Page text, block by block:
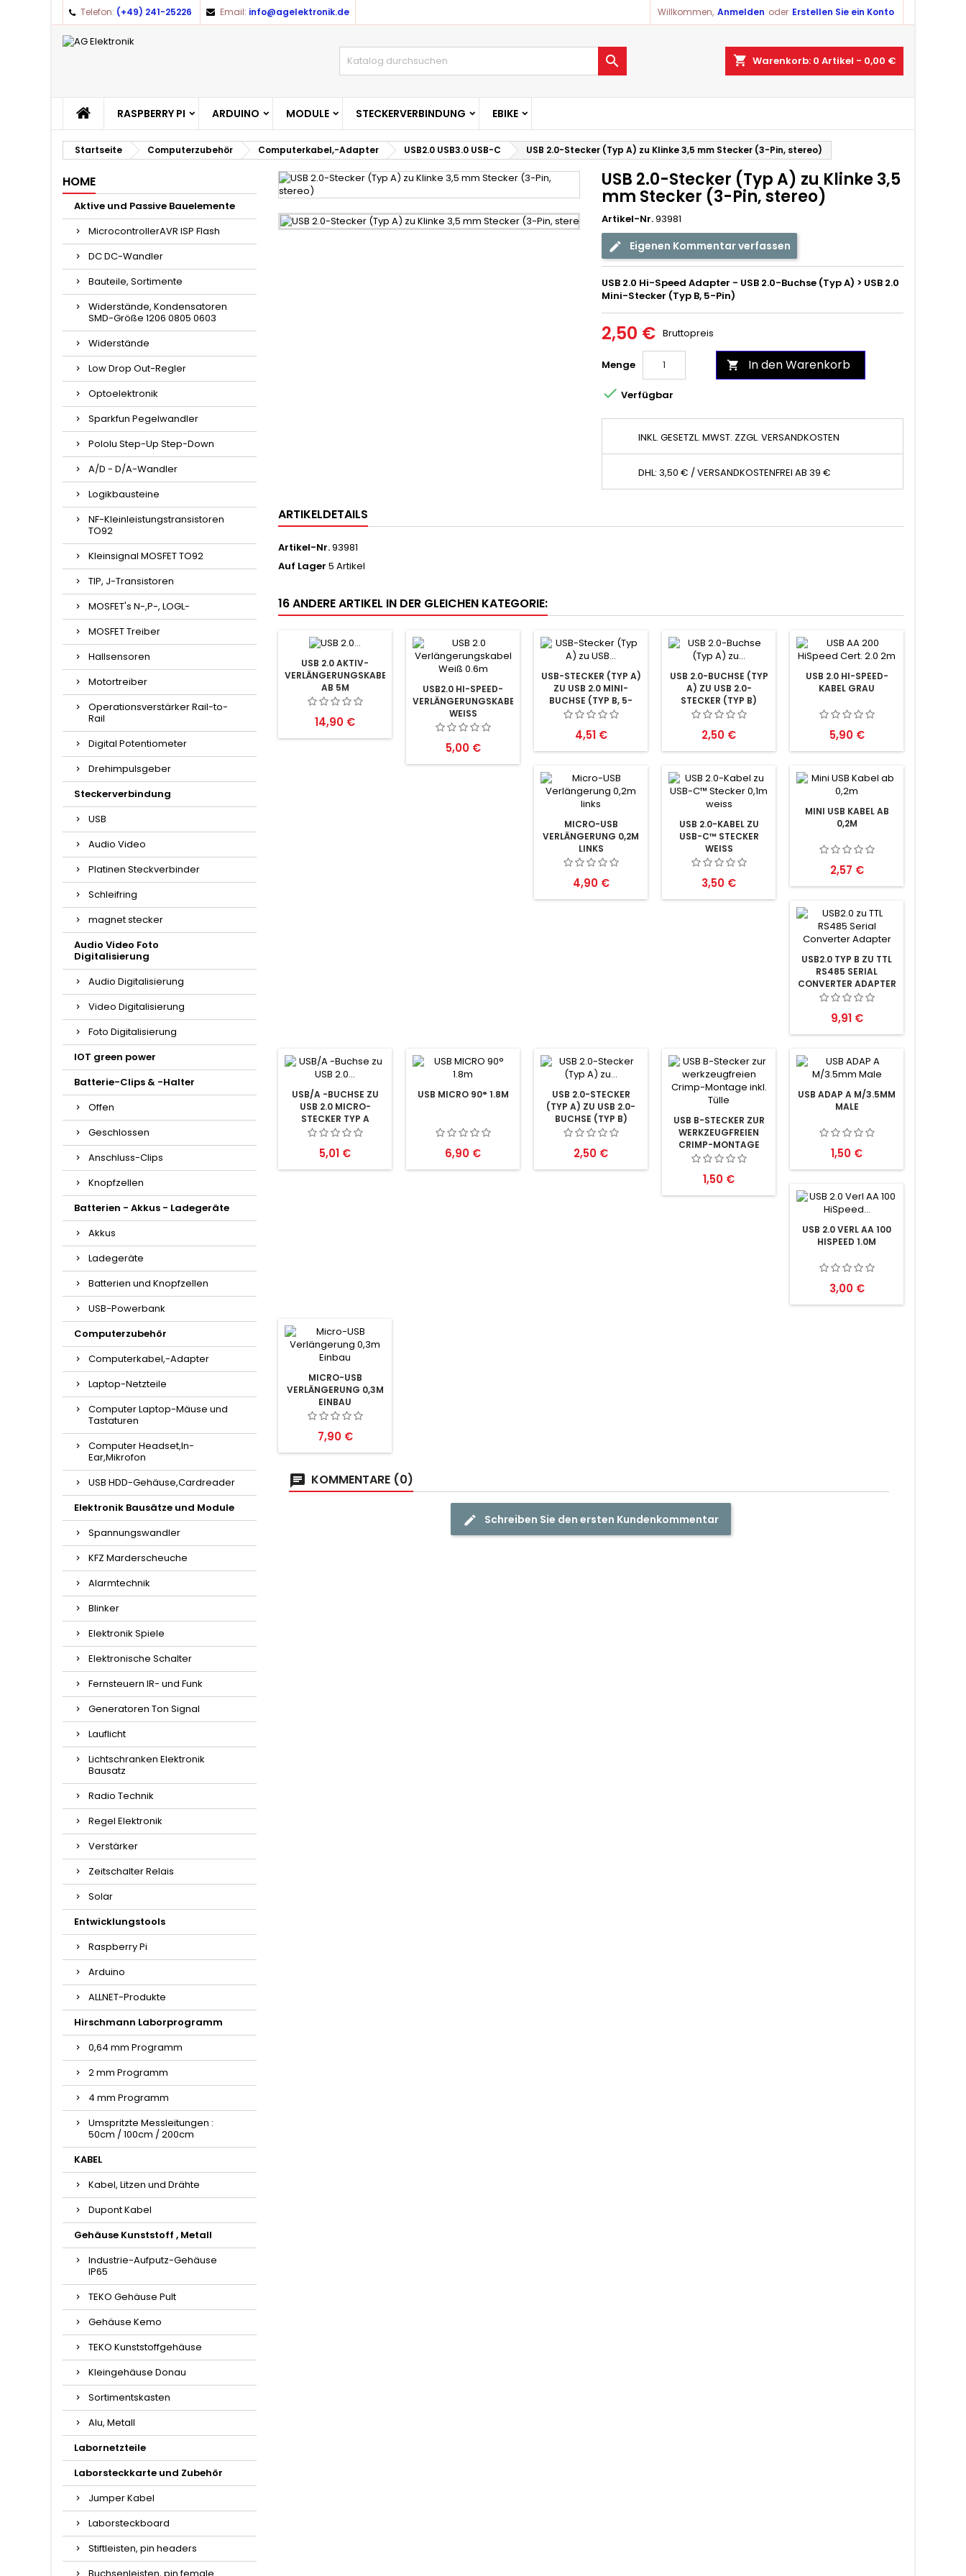
Telefon: (+49) 241-25226 Email: info@agelektronik.de Willkommen, Anmelden oder Erstellen Sie ein Konto
shopping_cart Warenkorb: 0 Artikel - 0,00 €

RASPBERRY PI ARDUINO MODULE STECKERVERBINDUNG EBIKE
Startseite Computerzubehör Computerkabel,-Adapter USB2.0 USB3.0 USB-C USB 2.0-Stecker (Typ A) zu Klinke 3,5 mm Stecker (3-Pin, stereo)
HOME
Aktive und Passive Bauelemente
MicrocontrollerAVR ISP Flash
DC DC-Wandler
Bauteile, Sortimente
Widerstände, Kondensatoren
SMD-Größe 1206 0805 0603
Widerstände
Low Drop Out-Regler
Optoelektronik
Sparkfun Pegelwandler
Pololu Step-Up Step-Down
A/D - D/A-Wandler
Logikbausteine
NF-Kleinleistungstransistoren
TO92
Kleinsignal MOSFET TO92
TIP, J-Transistoren
MOSFET's N-,P-, LOGL-
MOSFET Treiber
Hallsensoren
Motortreiber
Operationsverstärker Rail-to-
Rail
Digital Potentiometer
Drehimpulsgeber
Steckerverbindung
USB
Audio Video
Platinen Steckverbinder
Schleifring
magnet stecker
Audio Video Foto
Digitalisierung
Audio Digitalisierung
Video Digitalisierung
Foto Digitalisierung
IOT green power
Batterie-Clips & -Halter
Offen
Geschlossen
Anschluss-Clips
Knopfzellen
Batterien - Akkus - Ladegeräte
Akkus
Ladegeräte
Batterien und Knopfzellen
USB-Powerbank
Computerzubehör
Computerkabel,-Adapter
Laptop-Netzteile
Computer Laptop-Mäuse und
Tastaturen
Computer Headset,In-
Ear,Mikrofon
USB HDD-Gehäuse,Cardreader
Elektronik Bausätze und Module
Spannungswandler
KFZ Marderscheuche
Alarmtechnik
Blinker
Elektronik Spiele
Elektronische Schalter
Fernsteuern IR- und Funk
Generatoren Ton Signal
Lauflicht
Lichtschranken Elektronik
Bausatz
Radio Technik
Regel Elektronik
Verstärker
Zeitschalter Relais
Solar
Entwicklungstools
Raspberry Pi
Arduino
ALLNET-Produkte
Hirschmann Laborprogramm
0,64 mm Programm
2 mm Programm
4 mm Programm
Umspritzte Messleitungen :
50cm / 100cm / 200cm
KABEL
Kabel, Litzen und Drähte
Dupont Kabel
Gehäuse Kunststoff , Metall
Industrie-Aufputz-Gehäuse
IP65
TEKO Gehäuse Pult
Gehäuse Kemo
TEKO Kunststoffgehäuse
Kleingehäuse Donau
Sortimentskasten
Alu, Metall
Labornetzteile
Laborsteckkarte und Zubehör
Jumper Kabel
Laborsteckboard
Stiftleisten, pin headers
USB 2.0-Stecker (Typ A) zu Klinke 3,5
mm Stecker (3-Pin, stereo)
Artikel-Nr.93981
Eigenen Kommentar verfassen
USB 2.0 Hi-Speed Adapter - USB 2.0-Buchse (Typ A) > USB 2.0
Mini-Stecker (Typ B, 5-Pin)
2,50 € Bruttopreis
Menge  In den Warenkorb
 Verfügbar
INKL. GESETZL. MWST. ZZGL. VERSANDKOSTEN
DHL: 3,50 € / VERSANDKOSTENFREI AB 39 €
ARTIKELDETAILS
Artikel-Nr.93981
Auf Lager 5 Artikel
16 ANDERE ARTIKEL IN DER GLEICHEN KATEGORIE:
USB 2.0 AKTIV-
VERLÄNGERUNGSKABEL
AB 5M
Preis
14,90 €
USB2.0 HI-SPEED-
VERLÄNGERUNGSKABEL
WEISS
Preis
5,00 €
USB-STECKER (TYP A)
ZU USB 2.0 MINI-
BUCHSE (TYP B, 5-
PIN)
Preis
4,51 €
USB 2.0-BUCHSE (TYP
A) ZU USB 2.0-
STECKER (TYP B)
Preis
2,50 €
USB 2.0 HI-SPEED-
KABEL GRAU
Preis
5,90 €
MICRO-USB
VERLÄNGERUNG 0,2M
LINKS
Preis
4,90 €
USB 2.0-KABEL ZU
USB-C™ STECKER
WEISS
Preis
3,50 €
MINI USB KABEL AB
0,2M
Preis
2,57 €
USB2.0 TYP B ZU TTL
RS485 SERIAL
CONVERTER ADAPTER
Preis
9,91 €
USB/A -BUCHSE ZU
USB 2.0 MICRO-
STECKER TYP A
Preis
5,01 €
USB MICRO 90° 1.8M
Preis
6,90 €
USB 2.0-STECKER
(TYP A) ZU USB 2.0-
BUCHSE (TYP B)
Preis
2,50 €
USB B-STECKER ZUR
WERKZEUGFREIEN
CRIMP-MONTAGE
INKL. TÜLLE
Preis
1,50 €
USB ADAP A M/3.5MM
MALE
Preis
1,50 €
USB 2.0 VERL AA 100
HISPEED 1.0M
Preis
3,00 €
MICRO-USB
VERLÄNGERUNG 0,3M
EINBAU
Preis
7,90 €
KOMMENTARE (0)
Schreiben Sie den ersten Kundenkommentar